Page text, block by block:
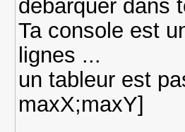
débarquer dans
Ta console est
lignes ...
un tableur est
maxX;maxY]